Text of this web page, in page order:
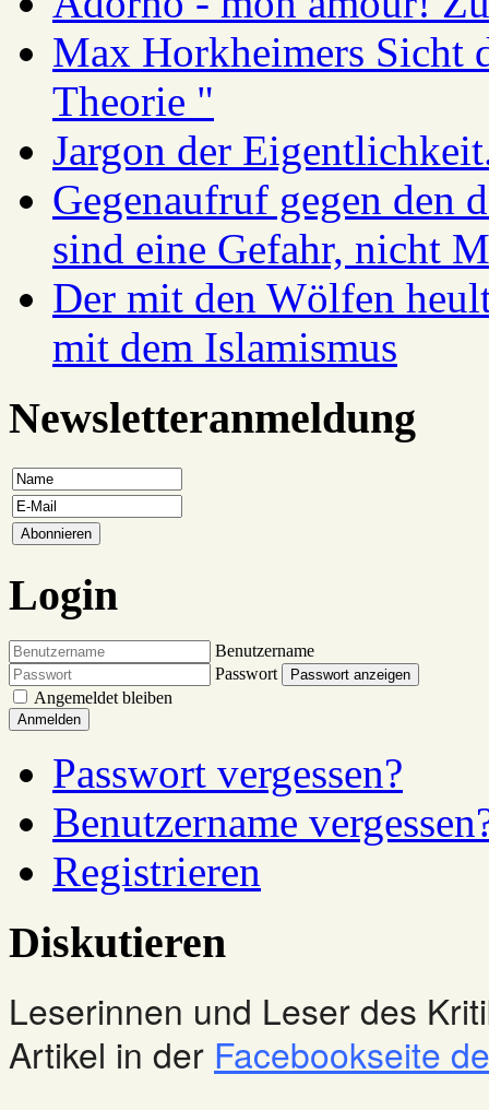
Max Horkheimers Sicht
Theorie "
Jargon der
Gegenaufruf gegen den
sind eine Gefahr, nicht
Der mit den Wölfen
mit dem Islamismus
Newsletteranmeldung
Login
Benutzername
Passwort
Passwort anzeigen
Angemeldet bleiben
Anmelden
Passwort vergessen?
Benutzername
Registrieren
Diskutieren
Leserinnen und Leser des
Artikel in der Facebookseite